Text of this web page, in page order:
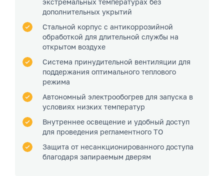
дополнительных укрытий
Стальной корпус с антикоррозийной
обработкой для длительной службы на
открытом воздухе
Система принудительной вентиляции для
поддержания оптимального теплового
режима
Автономный электрообогрев для запуска в
условиях низких температур
Внутреннее освещение и удобный доступ
для проведения регламентного ТО
Защита от несанкционированного доступа
благодаря запираемым дверям